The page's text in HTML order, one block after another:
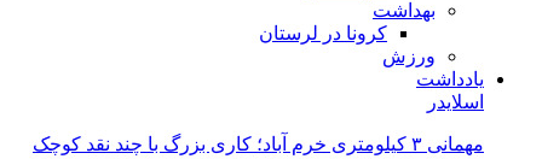
بهداشت
کرونا در لرستان
ورزش
یادداشت
اسلایدر
مهمانی ۳ کیلومتری خرم آباد؛ کاری بزرگ با چند نقد کوچک